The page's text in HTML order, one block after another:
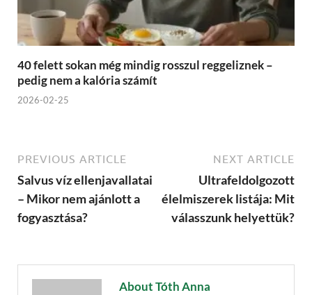
40 felett sokan még mindig rosszul reggeliznek –
pedig nem a kalória számít
2026-02-25
PREVIOUS ARTICLE
Salvus víz ellenjavallatai
– Mikor nem ajánlott a
fogyasztása?
NEXT ARTICLE
Ultrafeldolgozott
élelmiszerek listája: Mit
válasszunk helyettük?
About Tóth Anna